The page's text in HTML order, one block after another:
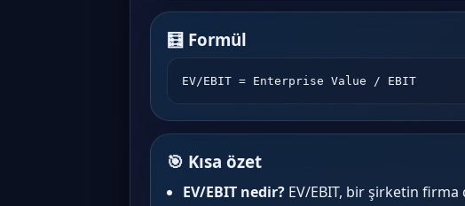
🧮 Formül
EV/EBIT = Enterprise Value / EBIT
🎯 Kısa özet
EV/EBIT nedir? EV/EBIT, bir şirketin